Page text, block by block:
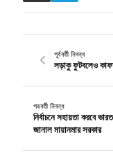
পূর্ববর্তী নিবন্ধ
লড়াকু ফুটবলেও কাফা
পরবর্তী নিবন্ধ
নির্বাচনে সহায়তা করবে
জানাল মায়ানমার সরকার